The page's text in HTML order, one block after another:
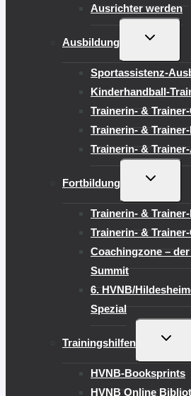
Ausrichter werden
Ausbildung
Sportassistenz-
Kinderhandball-
Trainerin- &
Trainerin- &
Trainerin- &
Fortbildung
Trainerin- &
Trainerin- &
Coachingzone –
Summit
6. HVNB/
Spezial
Trainingshilfen
HVNB-Booksprints
HVNB Online